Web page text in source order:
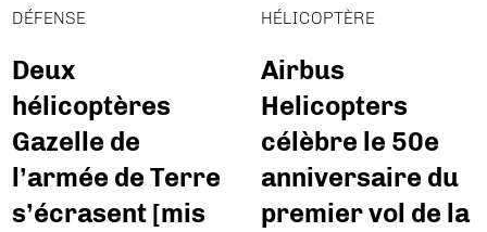
DÉFENSE
Deux
hélicoptères
Gazelle de
l’armée de Terre
s’écrasent [mis
HÉLICOPTÈRE
Airbus
Helicopters
célèbre le 50e
anniversaire du
premier vol de la